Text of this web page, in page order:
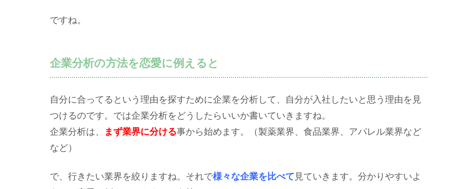
ですね。
企業分析の方法を恋愛に例えると
自分に合ってるという理由を探すために企業を分析して、自分が入社したいと思う理由を見
つけるのです。では企業分析をどうしたらいいか書いていきますね。
企業分析は、
まず業界に分ける事から始めます。（製薬業界、食品業界、アパレル業界など
など）
で、行きたい業界を絞りますね。それで様々な企業を比べて 見ていきます。分かりやすいよ